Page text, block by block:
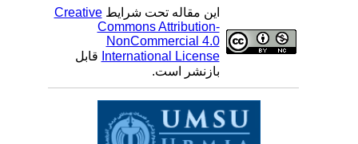
این مقاله تحت شرایطCreative
Commons Attribution-
NonCommercial 4.0
International Licenseقابل
بازنشر است.